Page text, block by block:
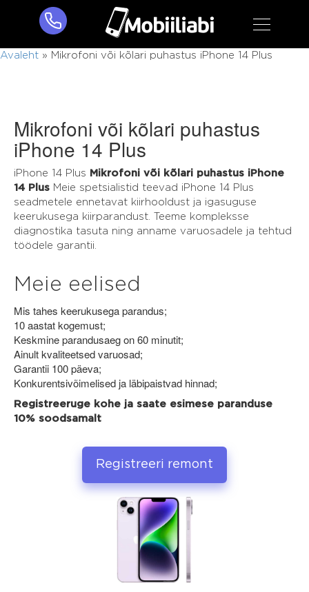
Avaleht » Mikrofoni või kõlari puhastus iPhone 14 Plus
Mikrofoni või kõlari puhastus
iPhone 14 Plus
iPhone 14 Plus
Mikrofoni või kõlari puhastus iPhone
14 Plus Meie spetsialistid teevad iPhone 14 Plus
seadmetele ennetavat kiirhooldust ja igasuguse
keerukusega kiirparandust. Teeme kompleksse
diagnostika tasuta ning anname varuosadele ja tehtud
töödele garantii.
Meie eelised
Mis tahes keerukusega parandus;
10 aastat kogemust;
Keskmine parandusaeg on 60 minutit;
Ainult kvaliteetsed varuosad;
Garantii 100 päeva;
Konkurentsivõimelised ja läbipaistvad hinnad;
Registreeruge kohe ja saate esimese paranduse
10% soodsamalt
Registreeri remont